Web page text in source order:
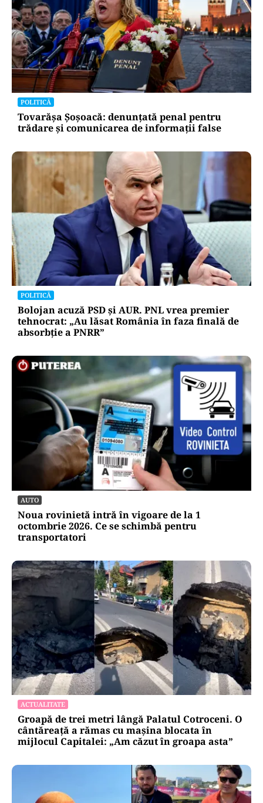
POLITICĂ
Tovarășa Șoșoacă: denunțată penal pentru
trădare și comunicarea de informații false
POLITICĂ
Bolojan acuză PSD și AUR. PNL vrea premier
tehnocrat: „Au lăsat România în faza finală de
absorbţie a PNRR”
AUTO
Noua rovinietă intră în vigoare de la 1
octombrie 2026. Ce se schimbă pentru
transportatori
ACTUALITATE
Groapă de trei metri lângă Palatul Cotroceni. O
cântăreață a rămas cu mașina blocata în
mijlocul Capitalei: „Am căzut în groapa asta”